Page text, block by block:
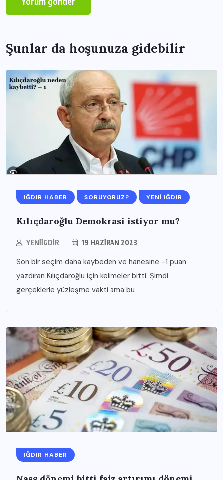
Şunlar da hoşunuza gidebilir
IĞDIR HABER SORUYORUZ? YENI IĞDIR
Kılıçdaroğlu Demokrasi istiyor mu?
YENIIGDIR 19 HAZIRAN 2023
Son bir seçim daha kaybeden ve hanesine -1 puan
yazdıran Kılıçdaroğlu için kelimeler bitti. Şimdi
gerçeklerle yüzleşme vakti ama bu
IĞDIR HABER